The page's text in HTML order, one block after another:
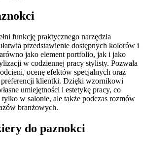
funkcję praktycznego narzędzia
przedstawienie dostępnych kolorów i
jako element portfolio, jak i jako
w codziennej pracy stylisty. Pozwala
ocenę efektów specjalnych oraz
klientki. Dzięki wzornikowi
umiejętności i estetykę pracy, co
w salonie, ale także podczas rozmów
branżowych.
do paznokci